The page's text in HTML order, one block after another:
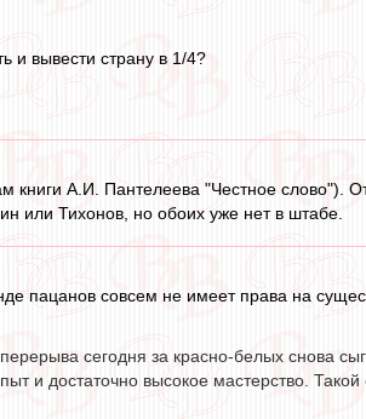
и вывести страну в 1/4?
А.И. Пантелеева "Честное слово").
или Тихонов, но обоих уже нет в штабе.
пацанов совсем не имеет права на
сегодня за красно-белых снова
и достаточно высокое мастерство.